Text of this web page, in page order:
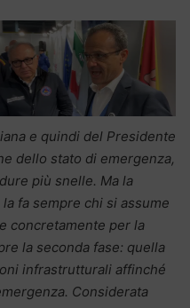
e quindi del Presidente
dello stato di emergenza,
più snelle. Ma la
fa sempre chi si assume
concretamente per la
la seconda fase: quella
infrastrutturali affinché
Considerata